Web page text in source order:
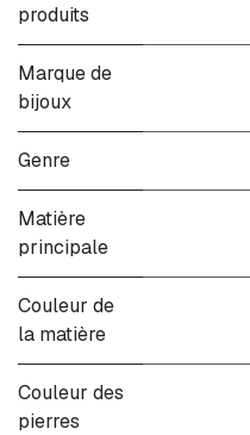
produits
Marque de
bijoux
Genre
Matière
principale
Couleur de
la matière
Couleur des
pierres